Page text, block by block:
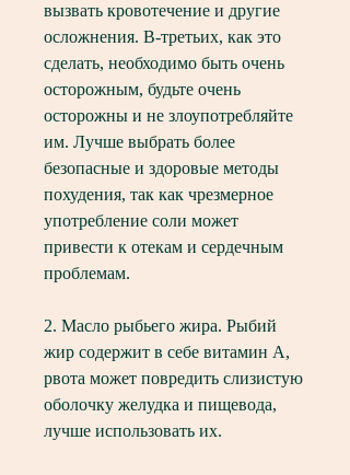
вызвать кровотечение и другие
осложнения. В-третьих, как это
сделать, необходимо быть очень
осторожным, будьте очень
осторожны и не злоупотребляйте
им. Лучше выбрать более
безопасные и здоровые методы
похудения, так как чрезмерное
употребление соли может
привести к отекам и сердечным
проблемам.
2. Масло рыбьего жира. Рыбий
жир содержит в себе витамин А,
рвота может повредить слизистую
оболочку желудка и пищевода,
лучше использовать их.